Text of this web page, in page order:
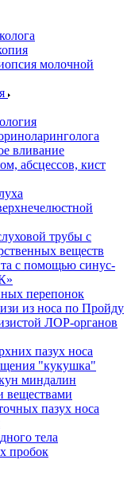
молочной
вливание
абсцессов, кист
трубы с
веществ
с помощью синус-
перепонок
из носа по Пройду
ЛОР-органов
пазух носа
"кукушка"
миндалин
веществами
пазух носа
тела
пробок